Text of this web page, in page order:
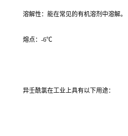
溶解性：能在常见的有机溶剂中溶解。
熔点：-6℃
异壬酰氯在工业上具有以下用途：